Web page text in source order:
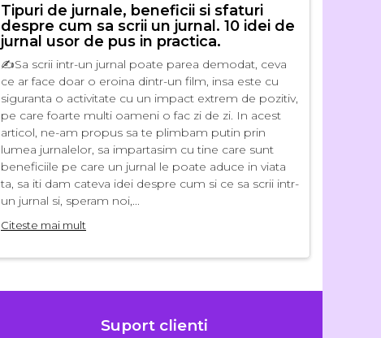
Tipuri de jurnale, beneficii si sfaturi
despre cum sa scrii un jurnal. 10 idei de
jurnal usor de pus in practica.
✍️Sa scrii intr-un jurnal poate parea demodat, ceva
ce ar face doar o eroina dintr-un film, insa este cu
siguranta o activitate cu un impact extrem de pozitiv,
pe care foarte multi oameni o fac zi de zi. In acest
articol, ne-am propus sa te plimbam putin prin
lumea jurnalelor, sa impartasim cu tine care sunt
beneficiile pe care un jurnal le poate aduce in viata
ta, sa iti dam cateva idei despre cum si ce sa scrii intr-
un jurnal si, speram noi,...
Citeste mai mult
Suport clienti